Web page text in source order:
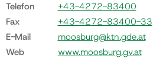
Telefon
+43-4272-83400
Fax
+43-4272-83400-33
E-Mail
moosburg@ktn.gde.at
Web
www.moosburg.gv.at